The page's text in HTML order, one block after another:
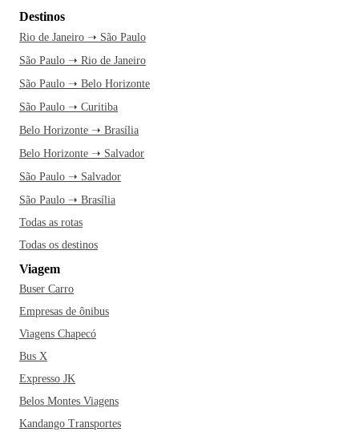
Destinos
Rio de Janeiro ➝ São Paulo
São Paulo ➝ Rio de Janeiro
São Paulo ➝ Belo Horizonte
São Paulo ➝ Curitiba
Belo Horizonte ➝ Brasília
Belo Horizonte ➝ Salvador
São Paulo ➝ Salvador
São Paulo ➝ Brasília
Todas as rotas
Todas os destinos
Viagem
Buser Carro
Empresas de ônibus
Viagens Chapecó
Bus X
Expresso JK
Belos Montes Viagens
Kandango Transportes